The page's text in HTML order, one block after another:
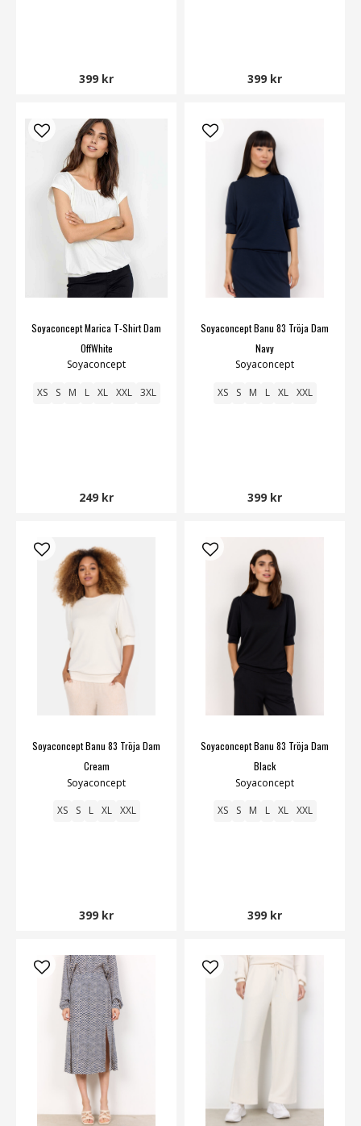
399 kr 399 kr
Soyaconcept Marica T-Shirt Dam
OffWhite
Soyaconcept
XS S M L XL XXL 3XL
249 kr
Soyaconcept Banu 83 Tröja Dam
Navy
Soyaconcept
XS S M L XL XXL
399 kr
Soyaconcept Banu 83 Tröja Dam
Cream
Soyaconcept
XS S L XL XXL
399 kr
Soyaconcept Banu 83 Tröja Dam
Black
Soyaconcept
XS S M L XL XXL
399 kr